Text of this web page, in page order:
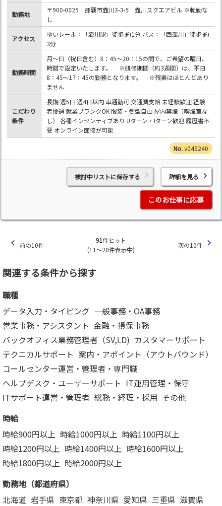
勤務地
〒900-0025 那覇市壺川3-3-5 壺川スクエアビル ※転勤な
し
アクセス
ゆいレール：「壷川駅」徒歩 約1分 バス：「西壷川」徒歩 約
3分
勤務時間
月～日（祝日含む）8：45～20：15の間で、ご希望の曜日、
時間で設定いたします。 ※研修期間（約3週間）は、平日
8：45～17：45の勤務となります。 ※残業はほとんどあり
ません
こだわり
条件
長期 週5日 週4日以内 車通勤可 交通費支給 未経験歓迎 経験
者優遇 就業ブランクOK 服装・髪型自由 屋内禁煙（喫煙室な
し） 各種インセンティブあり Uターン・Iターン歓迎 履歴書不
要 オンライン面接が可能
v045240
検討中リストに保存する 詳細を見る
このお仕事に応募
前の10件
91件ヒット
(11～20件表示中)
次の10件
関連する条件から探す
職種
データ入力・タイピング 一般事務・OA事務
営業事務・アシスタント 金融・損保事務
バックオフィス業務管理者（SV,LD) カスタマーサポート
テクニカルサポート 案内・アポイント（アウトバウンド）
コールセンター運営・管理者・専門職
ヘルプデスク・ユーザーサポート IT運用管理・保守
ITサポート運営・管理者 総務・経理・採用 その他
時給
時給900円以上 時給1000円以上 時給1100円以上
時給1200円以上 時給1400円以上 時給1600円以上
時給1800円以上 時給2000円以上
勤務地（都道府県）
北海道 岩手県 東京都 神奈川県 愛知県 三重県 滋賀県